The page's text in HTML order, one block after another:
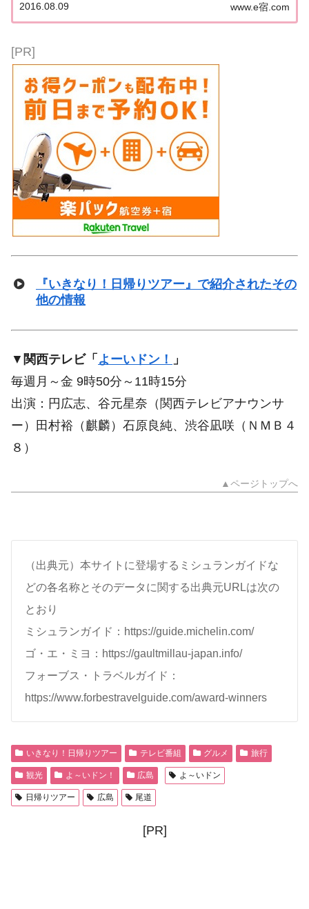
ツアー』は広島・鞆の浦。玉造日之出通南商店街で
www.e宿.com
2016.08.09
[PR]
『いきなり！日帰りツアー』で紹介されたその
他の情報
▼ 関西テレビ「 よーいドン！
」
毎週月～金 9時50分～11時15分
出演：円広志、谷元星奈（関西テレビアナウンサ
ー）田村裕（麒麟）石原良純、渋谷凪咲（ＮＭＢ４
８）
▲ページトップへ
（出典元）本サイトに登場するミシュランガイドな
どの各名称とそのデータに関する出典元URLは次の
とおり
ミシュランガイド：https://guide.michelin.com/
ゴ・エ・ミヨ：https://gaultmillau-japan.info/
フォーブス・トラベルガイド：
https://www.forbestravelguide.com/award-winners
いきなり！日帰りツアー テレビ番組 グルメ 旅行
観光 よ～いドン！ 広島 よ～いドン
日帰りツアー 広島 尾道
[PR]